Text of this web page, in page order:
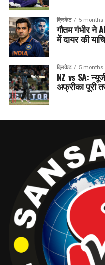
क्रिकेट 5 months
गौतम गंभीर ने
में दायर की
क्रिकेट 5 months
NZ vs SA:
अफ्रीका पूरी